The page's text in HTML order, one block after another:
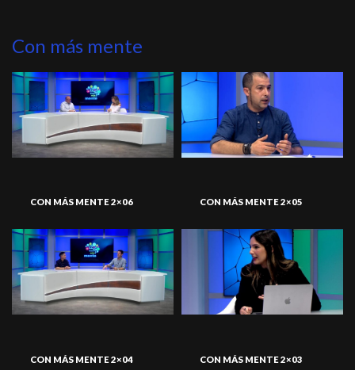
Con más mente
CON MÁS MENTE 2×06 CON MÁS MENTE 2×05
CON MÁS MENTE 2×04 CON MÁS MENTE 2×03